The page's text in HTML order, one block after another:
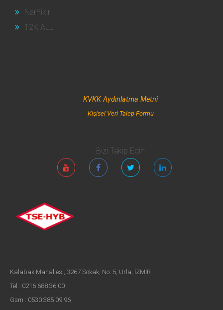
NarFikir
12K ALL
KVKK Aydınlatma Metni
Kişisel Veri Talep Formu
Bizi Takip Edin
Kalabak Mahallesi, 3267 Sokak, No: 5, Urla, İZMİR
Tel : 0216 688 36 00
Gsm : 0530 385 09 96